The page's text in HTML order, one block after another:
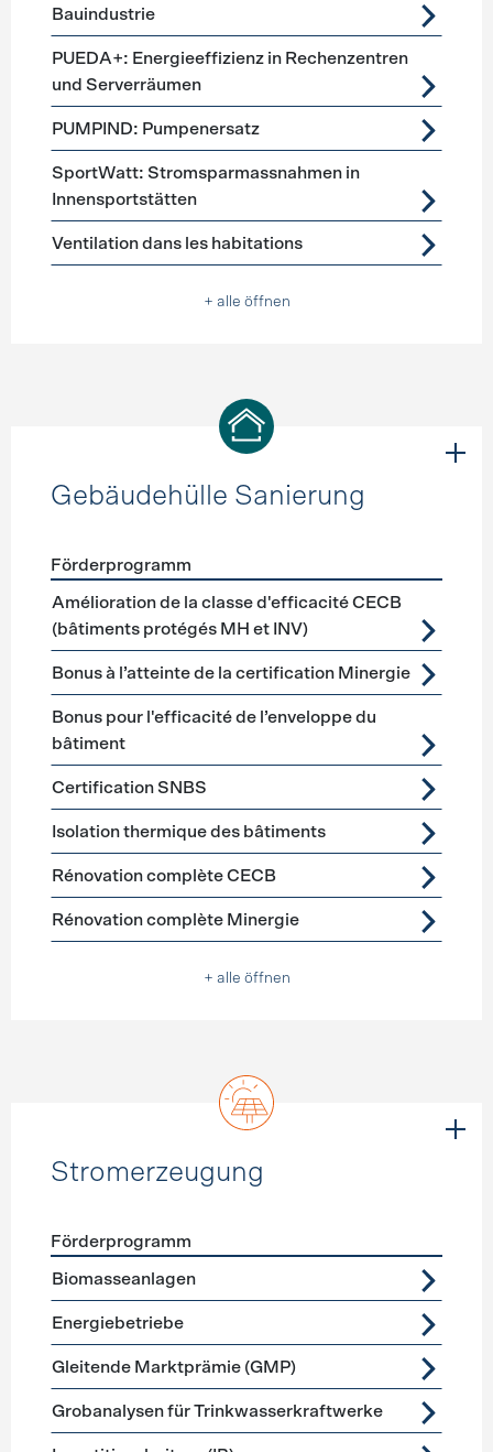
Bauindustrie
PUEDA+: Energieeffizienz in Rechenzentren
und Serverräumen
PUMPIND: Pumpenersatz
SportWatt: Stromsparmassnahmen in
Innensportstätten
Ventilation dans les habitations
+ alle öffnen
Gebäudehülle Sanierung
Förderprogramme Gebäudehülle Sanierung
Förderprogramm
Amélioration de la classe d'efficacité CECB
(bâtiments protégés MH et INV)
Bonus à l’atteinte de la certification Minergie
Bonus pour l'efficacité de l’enveloppe du
bâtiment
Certification SNBS
Isolation thermique des bâtiments
Rénovation complète CECB
Rénovation complète Minergie
+ alle öffnen
Stromerzeugung
Förderprogramme
Förderprogramm
Biomasseanlagen
Energiebetriebe
Gleitende Marktprämie (GMP)
Grobanalysen für Trinkwasserkraftwerke